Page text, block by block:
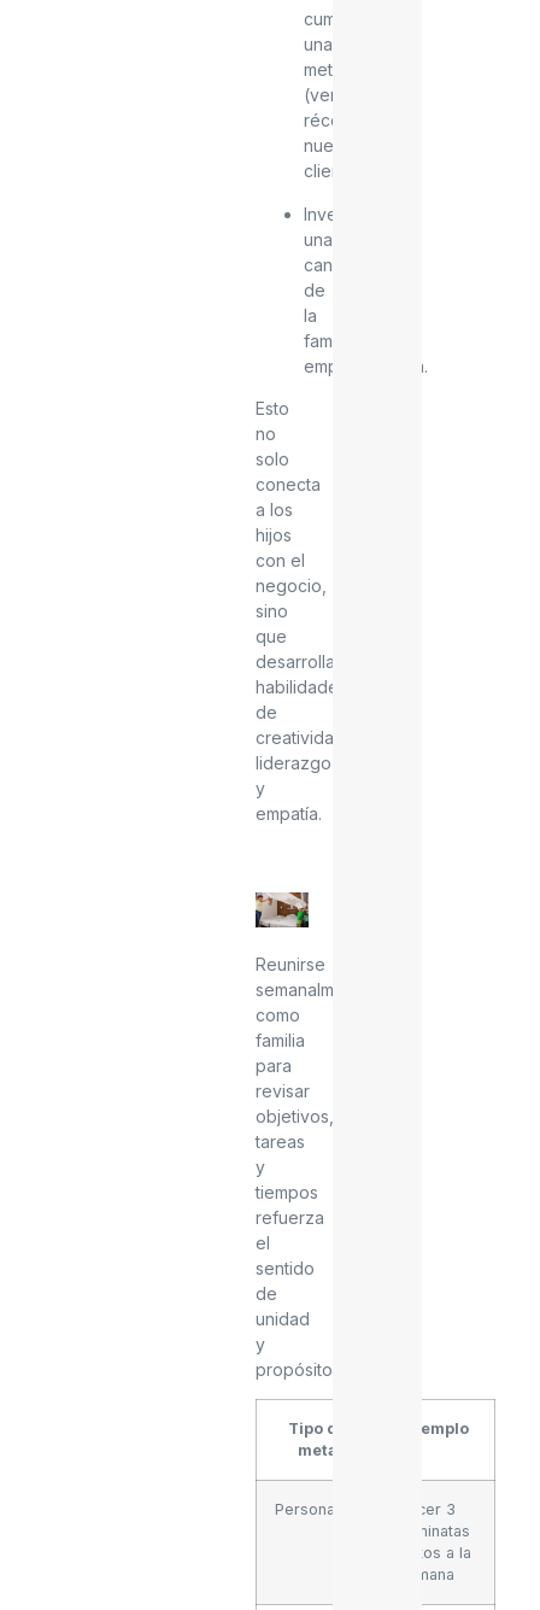
cumple
una
meta
(venta
récord,
nuevo
cliente).
Inventar
una
canción
de
la
familia
emprendedora.
Esto
no
solo
conecta
a los
hijos
con el
negocio,
sino
que
desarrolla
habilidades
de
creatividad,
liderazgo
y
empatía.
Reunirse
semanalmente
como
familia
para
revisar
objetivos,
tareas
y
tiempos
refuerza
el
sentido
de
unidad
y
propósito.
Tipo de
meta
Ejemplo
Personal
Hacer 3
caminatas
juntos a la
semana